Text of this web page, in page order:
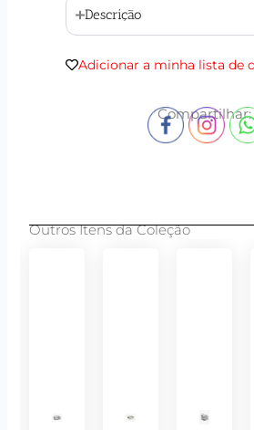
Descrição
Adicionar a minha lista de
Compartilhar:
Outros Itens da Coleção